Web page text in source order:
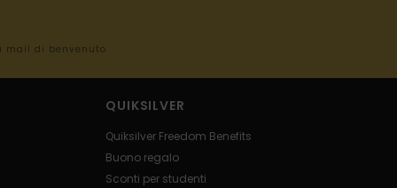
mail di benvenuto
QUIKSILVER
Quiksilver Freedom Benefits
Buono regalo
Sconti per studenti